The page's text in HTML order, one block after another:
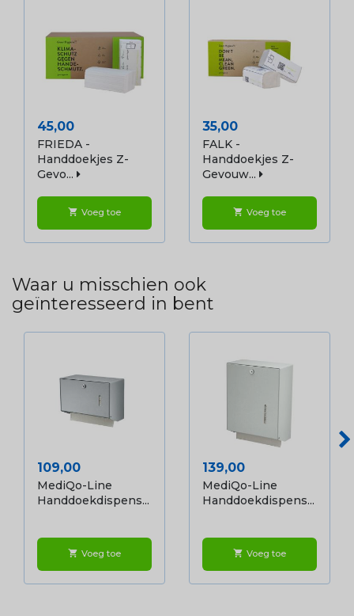
Prijs
45,00
FRIEDA -
Handdoekjes Z-
Gevo...
shopping_cart Voeg toe
Prijs
35,00
FALK -
Handdoekjes Z-
Gevouw...
shopping_cart Voeg toe
Waar u misschien ook
geïnteresseerd in bent
Prijs
109,00
MediQo-Line
Handdoekdispens...
shopping_cart Voeg toe
Prijs
139,00
MediQo-Line
Handdoekdispens...
shopping_cart Voeg toe